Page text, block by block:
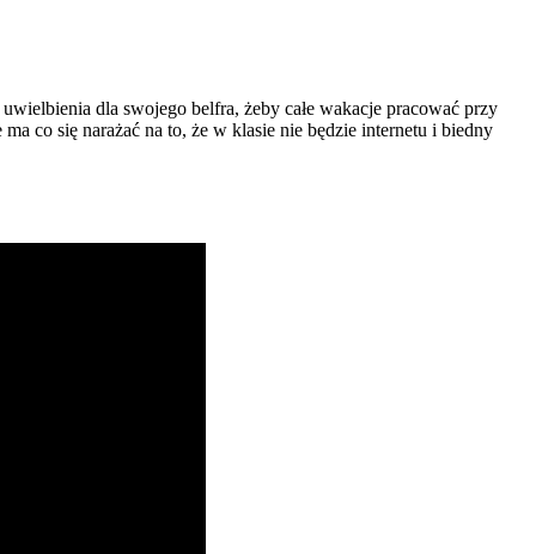
dla swojego belfra, żeby całe wakacje pracować przy
co się narażać na to, że w klasie nie będzie internetu i biedny